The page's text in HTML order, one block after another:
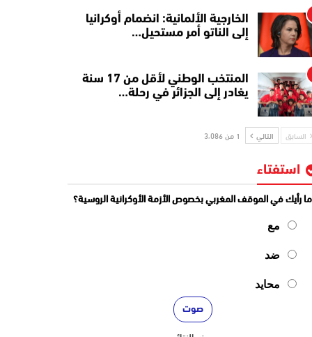
الخارجية الألمانية: انضمام أوكرانيا
إلى الناتو أمر مستحيل…
المنتخب الوطني لأقل من 17 سنة
يغادر إلى الجزائر في رحلة…
السابق التالي 1 من 3٬086
استفتاء
ما رأيك في الموقف المغربي بخصوص الأزمة الأوكرانية الروسية؟
مع
ضد
محايد